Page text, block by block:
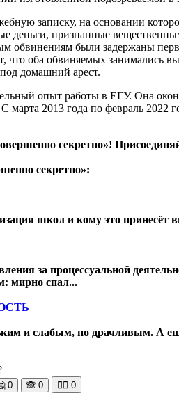
записку, на основании
деньги, признанные
обвинениям были задержаны
что оба обвиняемых занимались
домашний арест.
опыт работы в ЕГУ. Она
марта 2013 года по февраль 2022
секретно»!
секретно»:
школ и кому это принесёт
за процессуальной
мирно спал...
и слабым, но драчливым. А
0 🙈 0 🧘‍♀️ 0